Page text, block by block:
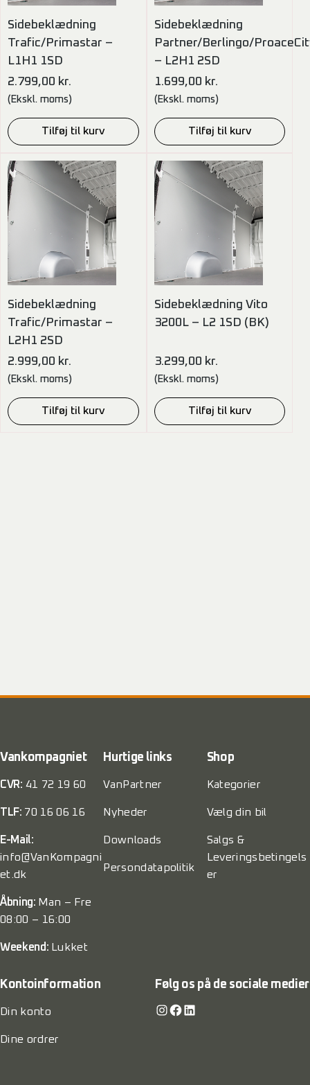
Sidebeklædning
Trafic/Primastar –
L1H1 1SD
2.799,00 kr.
(Ekskl. moms)
Tilføj til kurv
Sidebeklædning
Partner/Berlingo/
– L2H1 2SD
1.699,00 kr.
(Ekskl. moms)
Tilføj til kurv
Sidebeklædning
Trafic/Primastar –
L2H1 2SD
2.999,00 kr.
(Ekskl. moms)
Tilføj til kurv
Sidebeklædning Vito
3200L – L2 1SD (BK)
3.299,00 kr.
(Ekskl. moms)
Tilføj til kurv
Vankompagniet
CVR: 41 72 19 60
TLF: 70 16 06 16
E-Mail:
info@VanKompagni
et.dk
Åbning: Man – Fre
08:00 – 16:00
Weekend: Lukket
Hurtige links
VanPartner
Nyheder
Downloads
Persondatapolitik
Shop
Kategorier
Vælg din bil
Salgs &
Leveringsbetingels
er
Kontoinformation
Din konto
Dine ordrer
Følg os på de sociale medier
Instagram Facebook LinkedIn